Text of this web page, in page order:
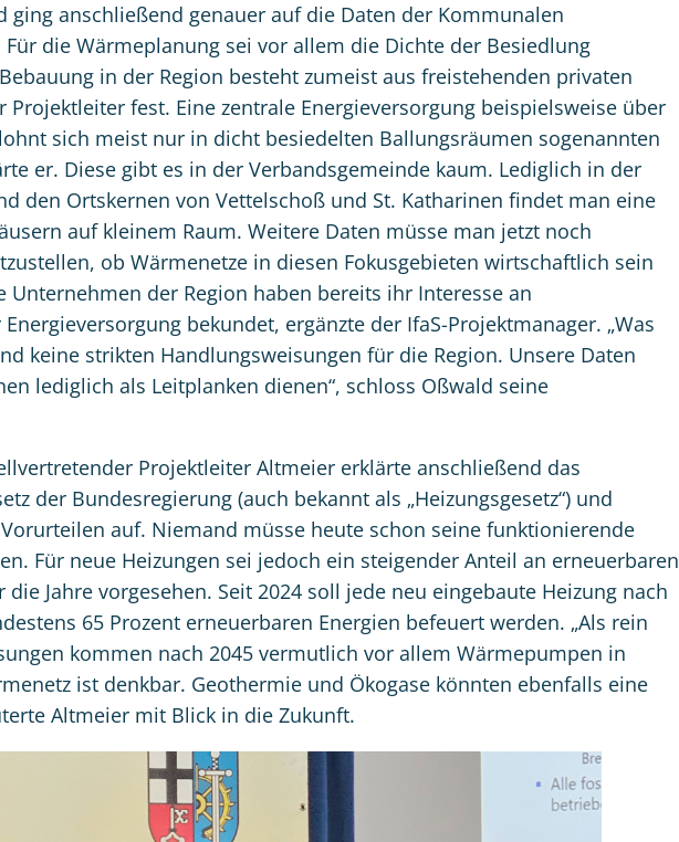
ging anschließend genauer auf die Daten der Kommunalen
die Wärmeplanung sei vor allem die Dichte der Besiedlung
in der Region besteht zumeist aus freistehenden privaten
Projektleiter fest. Eine zentrale Energieversorgung beispielsweise über
sich meist nur in dicht besiedelten Ballungsräumen sogenannten
er. Diese gibt es in der Verbandsgemeinde kaum. Lediglich in der
den Ortskernen von Vettelschoß und St. Katharinen findet man eine
auf kleinem Raum. Weitere Daten müsse man jetzt noch
ob Wärmenetze in diesen Fokusgebieten wirtschaftlich sein
Unternehmen der Region haben bereits ihr Interesse an
bekundet, ergänzte der IfaS-Projektmanager. „Was
keine strikten Handlungsweisungen für die Region. Unsere Daten
lediglich als Leitplanken dienen“, schloss Oßwald seine
Projektleiter Altmeier erklärte anschließend das
der Bundesregierung (auch bekannt als „Heizungsgesetz“) und
auf. Niemand müsse heute schon seine funktionierende
Für neue Heizungen sei jedoch ein steigender Anteil an erneuerbaren
Jahre vorgesehen. Seit 2024 soll jede neu eingebaute Heizung nach
65 Prozent erneuerbaren Energien befeuert werden. „Als rein
kommen nach 2045 vermutlich vor allem Wärmepumpen in
ist denkbar. Geothermie und Ökogase könnten ebenfalls eine
Altmeier mit Blick in die Zukunft.